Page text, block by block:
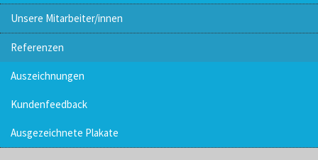
Unsere Mitarbeiter/innen
Referenzen
Auszeichnungen
Kundenfeedback
Ausgezeichnete Plakate